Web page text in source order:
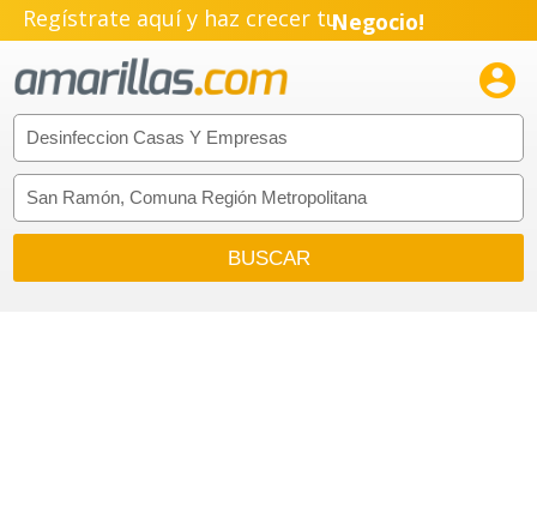
Regístrate aquí y haz crecer tuNegocio!
Emprendimiento!
